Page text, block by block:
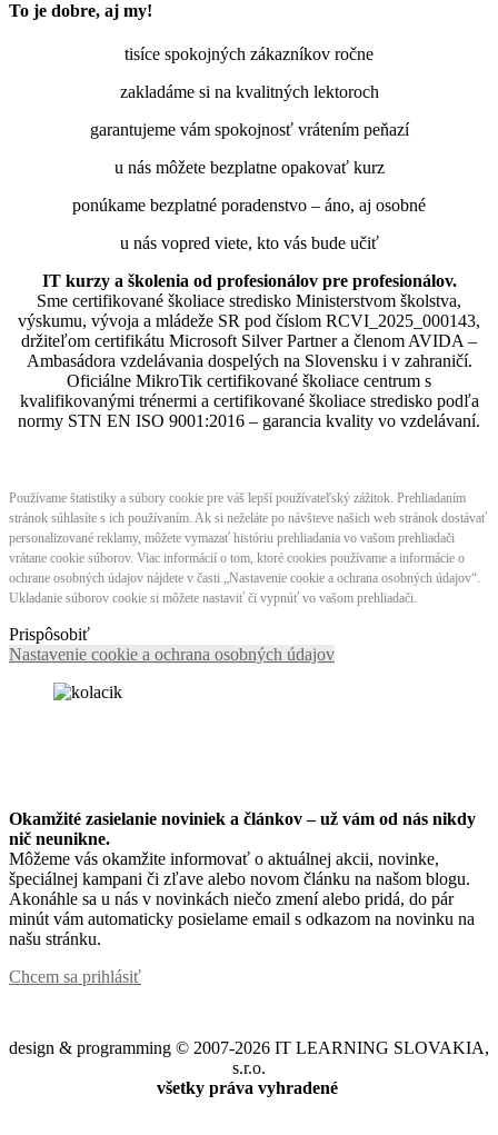
To je dobre, aj my!
tisíce spokojných zákazníkov ročne
zakladáme si na kvalitných lektoroch
garantujeme vám spokojnosť vrátením peňazí
u nás môžete bezplatne opakovať kurz
ponúkame bezplatné poradenstvo – áno, aj osobné
u nás vopred viete, kto vás bude učiť
IT kurzy a školenia od profesionálov pre profesionálov.
Sme certifikované školiace stredisko Ministerstvom školstva,
výskumu, vývoja a mládeže SR pod číslom RCVI_2025_000143,
držiteľom certifikátu Microsoft Silver Partner a členom AVIDA –
Ambasádora vzdelávania dospelých na Slovensku i v zahraničí.​​​​​​​​​​​​​​​​
Oficiálne MikroTik certifikované školiace centrum s
kvalifikovanými trénermi ​​​​​​​​​​a certifikované školiace stredisko podľa
normy STN EN ISO 9001:2016 – garancia kvality vo vzdelávaní.
Používame štatistiky a súbory cookie pre váš lepší používateľský zážitok. Prehliadaním
stránok súhlasíte s ich používaním. Ak si neželáte po návšteve našich web stránok dostávať
personalizované reklamy, môžete vymazať históriu prehliadania vo vašom prehliadači
vrátane cookie súborov. Viac informácií o tom, ktoré cookies používame a informácie o
ochrane osobných údajov nájdete v časti „Nastavenie cookie a ochrana osobných údajov“.
Ukladanie súborov cookie si môžete nastaviť či vypnúť vo vašom prehliadači.
Prispôsobiť
Nastavenie cookie a ochrana osobných údajov
Okamžité zasielanie noviniek a článkov – už vám od nás nikdy
nič neunikne.
Môžeme vás okamžite informovať o aktuálnej akcii, novinke,
špeciálnej kampani či zľave alebo novom článku na našom blogu.
Akonáhle sa u nás v novinkách niečo zmení alebo pridá, do pár
minút vám automaticky posielame email s odkazom na novinku na
našu stránku.
Chcem sa prihlásiť
design & programming © 2007-2026 IT LEARNING SLOVAKIA,
s.r.o.
všetky práva vyhradené